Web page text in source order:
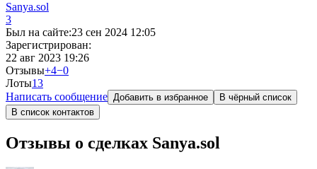
Sanya.sol
3
Был на сайте:23 сен 2024 12:05
Зарегистрирован:
22 авг 2023 19:26
Отзывы+4−0
Лоты13
Написать сообщение Добавить в избранное
В чёрный список
В список контактов
Отзывы о сделках Sanya.sol